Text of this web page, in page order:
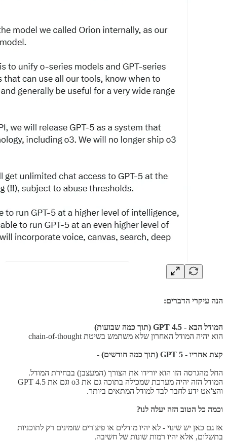
הנה עיקרי הדברים:
המודל הבא - GPT 4.5 (תוך כמה שבועות)
הוא יהיה המודל האחרון שלא משתמש בשיטת chain-of-thought
קצת אחריו - GPT 5 (תוך כמה חודשים) -
החל מהגרסה הזו הוא יורידו את הצורך (המעצבן) בבחירת המודל.
המודל הזה יהיה מערכת שמכילה בתוכה גם את o3 וגם את GPT 4.5
והצ'אט ידע לחבר לבד למודל המתאים ביותר.
וכמה כל הטוב הזה יעלה לנו?
אז גם כאן יש שינוי - לא יהיו מודלים או פיצ'רים שזמינים רק לתוכניות
בתשלום, אלא יהיו רמות שונות של חשיבה.